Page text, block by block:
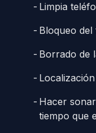
Limpia
Bloqueo
Borrado de
Hacer
tiempo que